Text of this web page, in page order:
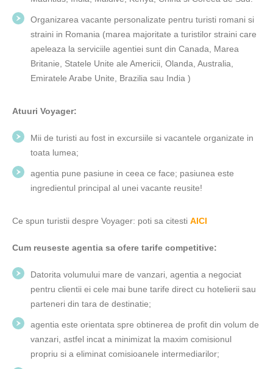
Organizarea vacante personalizate pentru turisti romani si
straini in Romania (marea majoritate a turistilor straini care
apeleaza la serviciile agentiei sunt din Canada, Marea
Britanie, Statele Unite ale Americii, Olanda, Australia,
Emiratele Arabe Unite, Brazilia sau India )
Atuuri Voyager:
Mii de turisti au fost in excursiile si vacantele organizate in
toata lumea;
agentia pune pasiune in ceea ce face; pasiunea este
ingredientul principal al unei vacante reusite!
Ce spun turistii despre Voyager: poti sa citesti AICI
Cum reuseste agentia sa ofere tarife competitive:
Datorita volumului mare de vanzari, agentia a negociat
pentru clientii ei cele mai bune tarife direct cu hotelierii sau
parteneri din tara de destinatie;
agentia este orientata spre obtinerea de profit din volum de
vanzari, astfel incat a minimizat la maxim comisionul
propriu si a eliminat comisioanele intermediarilor;